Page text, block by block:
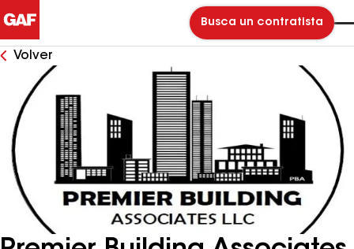
Busca un contratista
Volver